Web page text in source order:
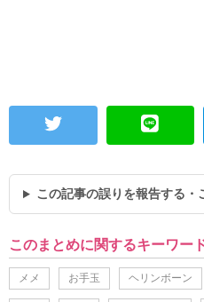
この記事の誤りを報告する・
このまとめに関するキーワー
メメ お手玉 ヘリンボーン